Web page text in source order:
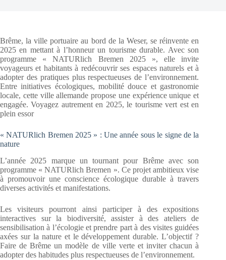
Brême, la ville portuaire au bord de la Weser, se réinvente en
2025 en mettant à l’honneur un tourisme durable. Avec son
programme « NATURlich Bremen 2025 », elle invite
voyageurs et habitants à redécouvrir ses espaces naturels et à
adopter des pratiques plus respectueuses de l’environnement.
Entre initiatives écologiques, mobilité douce et gastronomie
locale, cette ville allemande propose une expérience unique et
engagée. Voyagez autrement en 2025, le tourisme vert est en
plein essor
« NATURlich Bremen 2025 » : Une année sous le signe de la
nature
L’année 2025 marque un tournant pour Brême avec son
programme « NATURlich Bremen ». Ce projet ambitieux vise
à promouvoir une conscience écologique durable à travers
diverses activités et manifestations.
Les visiteurs pourront ainsi participer à des expositions
interactives sur la biodiversité, assister à des ateliers de
sensibilisation à l’écologie et prendre part à des visites guidées
axées sur la nature et le développement durable. L’objectif ?
Faire de Brême un modèle de ville verte et inviter chacun à
adopter des habitudes plus respectueuses de l’environnement.